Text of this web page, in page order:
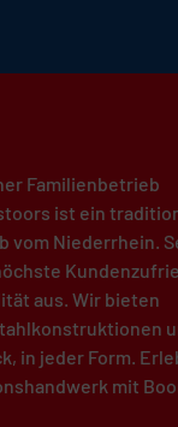
Familienbetrieb
ist ein
vom Niederrhein.
aus. Wir bieten
in jeder Form.
mit